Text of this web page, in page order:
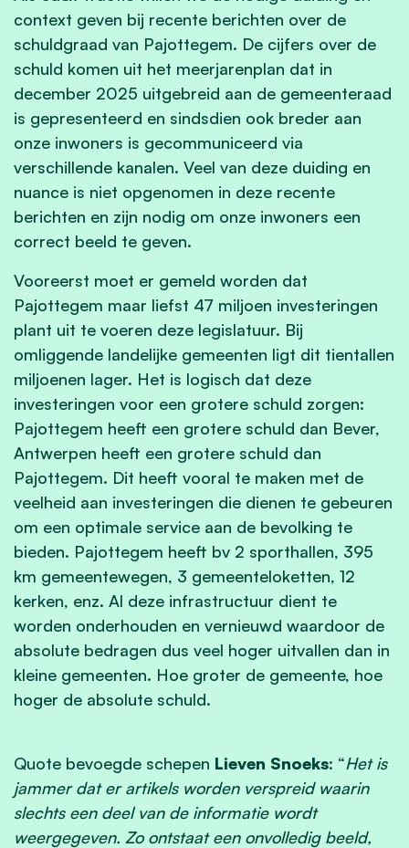
context geven bij recente berichten over de
schuldgraad van Pajottegem. De cijfers over de
schuld komen uit het meerjarenplan dat in
december 2025 uitgebreid aan de gemeenteraad
is gepresenteerd en sindsdien ook breder aan
onze inwoners is gecommuniceerd via
verschillende kanalen. Veel van deze duiding en
nuance is niet opgenomen in deze recente
berichten en zijn nodig om onze inwoners een
correct beeld te geven.
Vooreerst moet er gemeld worden dat
Pajottegem maar liefst 47 miljoen investeringen
plant uit te voeren deze legislatuur. Bij
omliggende landelijke gemeenten ligt dit tientallen
miljoenen lager. Het is logisch dat deze
investeringen voor een grotere schuld zorgen:
Pajottegem heeft een grotere schuld dan Bever,
Antwerpen heeft een grotere schuld dan
Pajottegem. Dit heeft vooral te maken met de
veelheid aan investeringen die dienen te gebeuren
om een optimale service aan de bevolking te
bieden. Pajottegem heeft bv 2 sporthallen, 395
km gemeentewegen, 3 gemeenteloketten, 12
kerken, enz. Al deze infrastructuur dient te
worden onderhouden en vernieuwd waardoor de
absolute bedragen dus veel hoger uitvallen dan in
kleine gemeenten. Hoe groter de gemeente, hoe
hoger de absolute schuld.
Quote bevoegde schepen Lieven Snoeks: “Het is
jammer dat er artikels worden verspreid waarin
slechts een deel van de informatie wordt
weergegeven. Zo ontstaat een onvolledig beeld,